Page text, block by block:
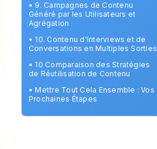
• 9. Campagnes de Contenu
Généré par les Utilisateurs et
Agrégation
• 10. Contenu d'Interviews et de
Conversations en Multiples Sorties
• 10 Comparaison des Stratégies
de Réutilisation de Contenu
• Mettre Tout Cela Ensemble : Vos
Prochaines Étapes